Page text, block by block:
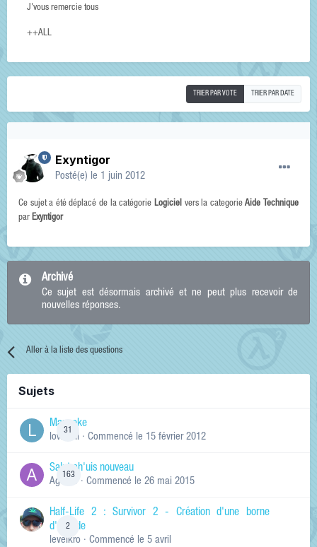
J'vous remercie tous
++ALL
TRIER PAR VOTE TRIER PAR DATE
Exyntigor
Posté(e) le 1 juin 2012
Ce sujet a été déplacé de la catégorie Logicielvers la categorieAide Technique
par Exyntigor
Archivé
Ce sujet est désormais archivé et ne peut plus recevoir de
nouvelles réponses.
Aller à la liste des questions
Sujets
31
Manneke
lowskill · Commencé le 15 février 2012
163
Salut ch'uis nouveau
Ag0Nie · Commencé le 26 mai 2015
2
Half-Life 2 : Survivor 2 - Création d'une borne
d'arcade
levelkro · Commencé le 5 avril